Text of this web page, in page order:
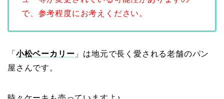
で、 参考程度にお考えください。
「 小松ベーカリー 」は地元で長く愛される老舗のパン
屋さんです。